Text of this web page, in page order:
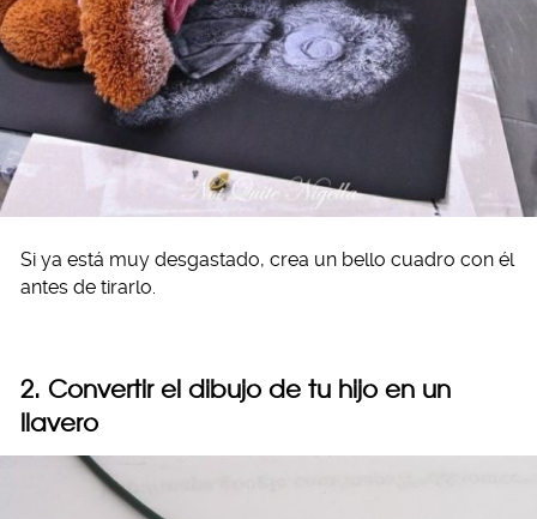
Si ya está muy desgastado, crea un bello cuadro con él
antes de tirarlo.
2. Convertir el dibujo de tu hijo en un
llavero